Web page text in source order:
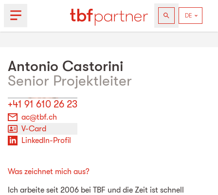
Antonio Castorini
Senior Projektleiter
+41 91 610 26 23
ac@tbf.ch
V-Card
LinkedIn-Profil
Was zeichnet mich aus?
Ich arbeite seit 2006 bei TBF und die Zeit ist schnell